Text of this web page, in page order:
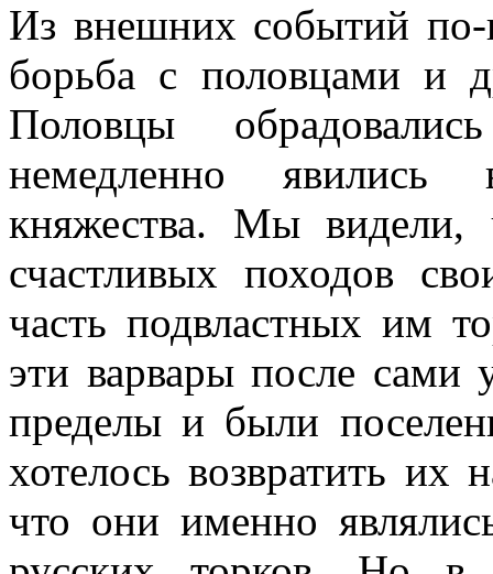
Из внешних событий по-
борьба с половцами и
Половцы
немедленно явились
княжества. Мы видели,
счастливых походов
часть подвластных им
эти варвары после сами
пределы и были
хотелось возвратить их
что они именно